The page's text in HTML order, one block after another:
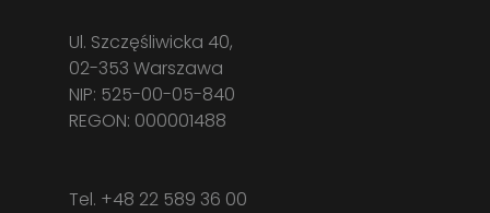
Ul. Szczęśliwicka 40,
02-353 Warszawa
NIP: 525-00-05-840
REGON: 000001488
Tel. +48 22 589 36 00